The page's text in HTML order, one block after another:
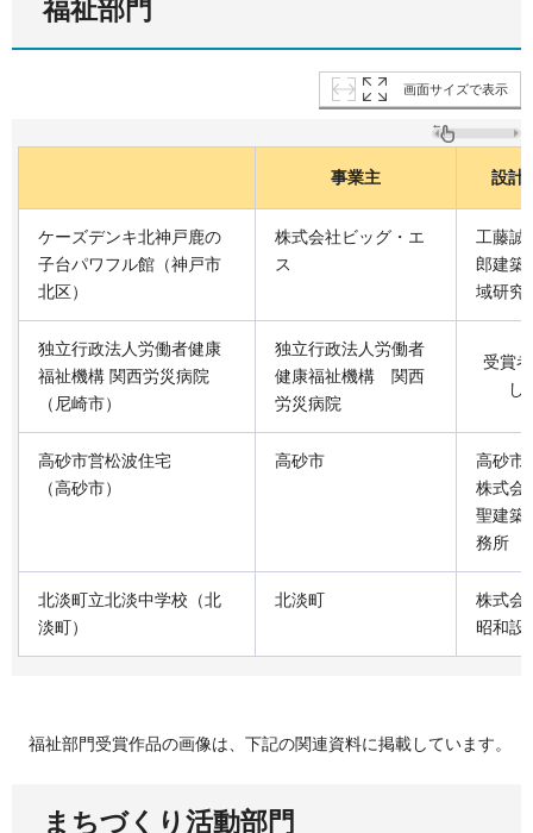
福祉部門
画面サイズで表示
事業主 設計
ケーズデンキ北神戸鹿の
子台パワフル館（神戸市
北区）
株式会社ビッグ・エ
ス
工藤誠
郎建築
域研究
独立行政法人労働者健康
福祉機構 関西労災病院
（尼崎市）
独立行政法人労働者
健康福祉機構 関西
労災病院
受賞
し
高砂市営松波住宅
（高砂市）
高砂市
高砂市
株式会
聖建築
務所
北淡町立北淡中学校（北
淡町）
北淡町
株式会
昭和設
福祉部門受賞作品の画像は、下記の関連資料に掲載しています。
まちづくり活動部門